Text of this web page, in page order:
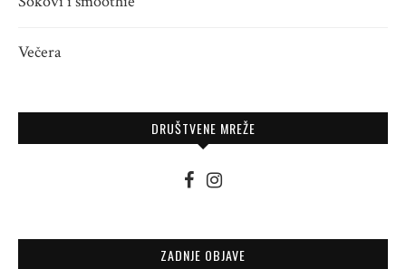
Večera
DRUŠTVENE MREŽE
ZADNJE OBJAVE